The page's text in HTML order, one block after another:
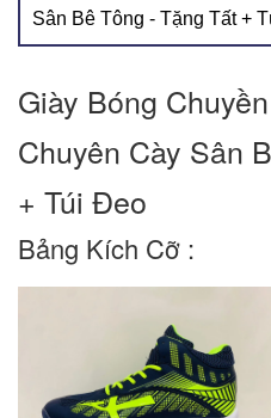
Sân Bê Tông - Tặng Tất +
Giày Bóng
Chuyên Cày Sân
+ Túi Đeo
Bảng Kích Cỡ :